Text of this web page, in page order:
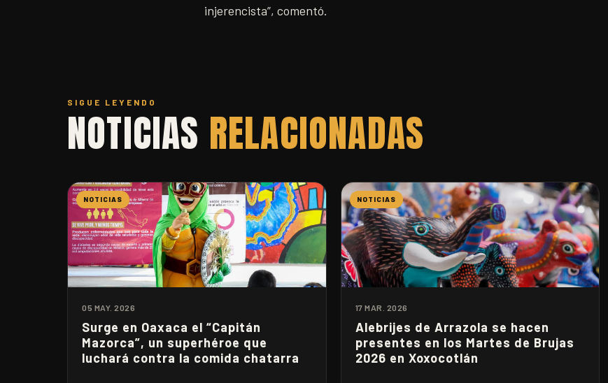
injerencista”, comentó.
SIGUE LEYENDO
NOTICIAS RELACIONADAS
NOTICIAS
05 MAY. 2026
Surge en Oaxaca el “Capitán
Mazorca”, un superhéroe que
luchará contra la comida chatarra
NOTICIAS
17 MAR. 2026
Alebrijes de Arrazola se hacen
presentes en los Martes de Brujas
2026 en Xoxocotlán